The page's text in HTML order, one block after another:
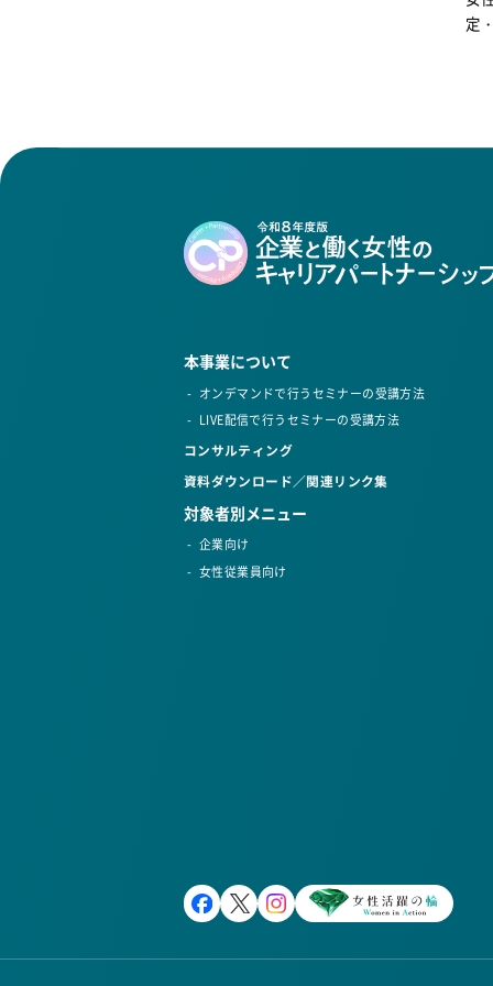
定
本事業について
オンデマンドで行うセミナーの受講方法
LIVE配信で行うセミナーの受講方法
コンサルティング
資料ダウンロード／関連リンク集
対象者別メニュー
企業向け
女性従業員向け